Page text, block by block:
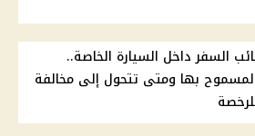
السفر داخل السيارة الخاصة..
المسموح بها ومتى تتحول إلى مخالفة